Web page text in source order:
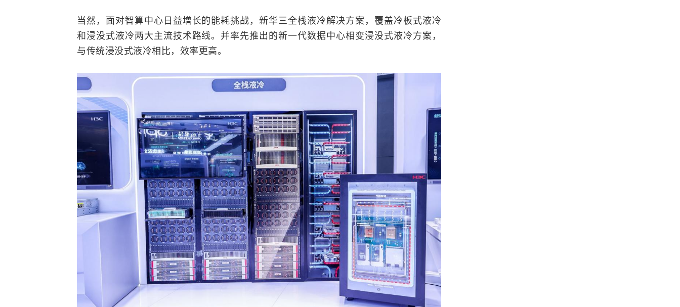
当然，面对智算中心日益增长的能耗挑战，新华三全栈液冷解决方案，覆盖冷板式液冷
和浸没式液冷两大主流技术路线。并率先推出的新一代数据中心相变浸没式液冷方案，
与传统浸没式液冷相比，效率更高。